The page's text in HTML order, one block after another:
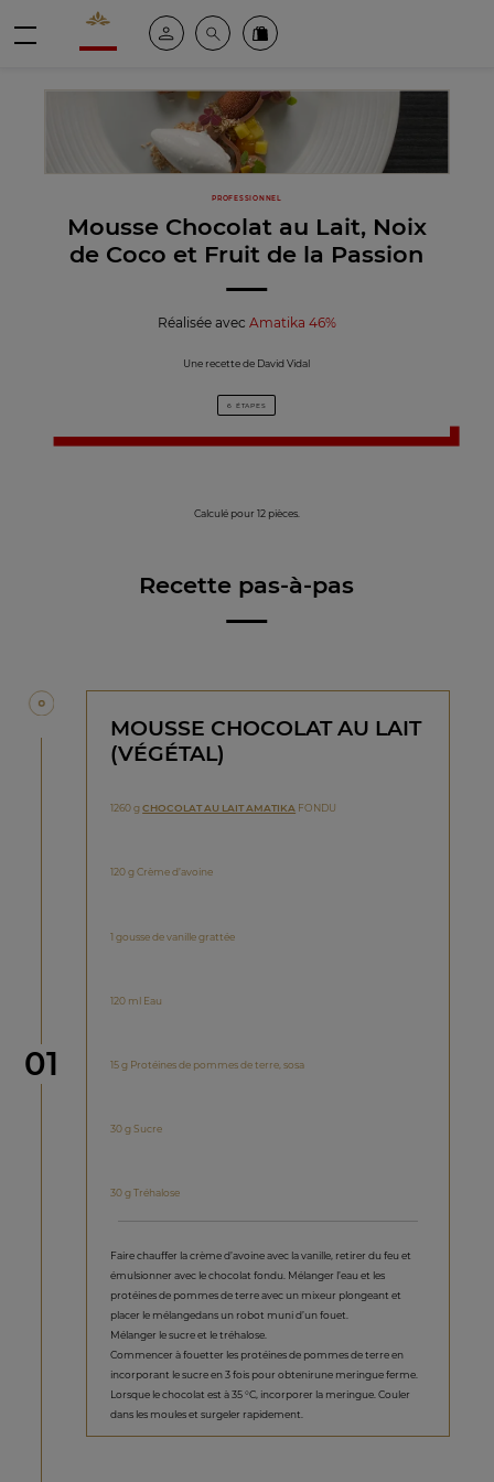
Valrhona - Imaginons le meilleur du chocolat
Espace clientRechercheCommandez en ligne
PROFESSIONNEL
Mousse Chocolat au Lait, Noix
de Coco et Fruit de la Passion
Réalisée avec Amatika 46%
Une recette de David Vidal
6 ÉTAPES
Calculé pour 12 pièces.
Recette pas-à-pas
étape
01
MOUSSE CHOCOLAT AU LAIT
(VÉGÉTAL)
1260 gCHOCOLAT AU LAIT AMATIKA FONDU
120 g Crème d’avoine
1 gousse de vanille grattée
120 ml Eau
15 g Protéines de pommes de terre, sosa
30 g Sucre
30 g Tréhalose
Faire chauffer la crème d’avoine avec la vanille, retirer du feu et
émulsionner avec le chocolat fondu. Mélanger l’eau et les
protéines de pommes de terre avec un mixeur plongeant et
placer le mélangedans un robot muni d’un fouet.
Mélanger le sucre et le tréhalose.
Commencer à fouetter les protéines de pommes de terre en
incorporant le sucre en 3 fois pour obtenirune meringue ferme.
Lorsque le chocolat est à 35 °C, incorporer la meringue. Couler
dans les moules et surgeler rapidement.